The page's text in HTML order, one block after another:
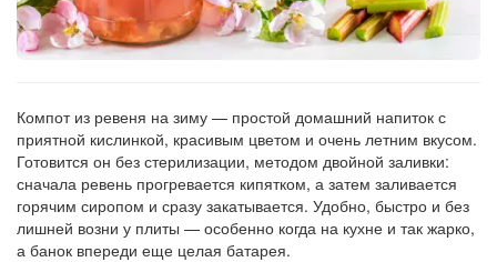
Компот из ревеня на зиму — простой домашний напиток с
приятной кислинкой, красивым цветом и очень летним вкусом.
Готовится он без стерилизации, методом двойной заливки:
сначала ревень прогревается кипятком, а затем заливается
горячим сиропом и сразу закатывается. Удобно, быстро и без
лишней возни у плиты — особенно когда на кухне и так жарко,
а банок впереди еще целая батарея.